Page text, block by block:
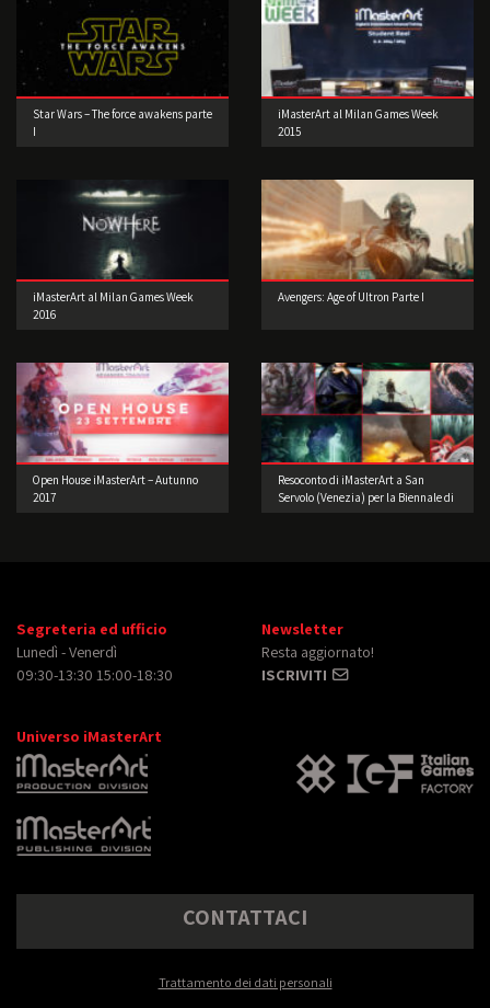
Star Wars – The force awakens parte
I
iMasterArt al Milan Games Week
2015
iMasterArt al Milan Games Week
2016
Avengers: Age of Ultron Parte I
Open House iMasterArt – Autunno
2017
Resoconto di iMasterArt a San
Servolo (Venezia) per la Biennale di
Segreteria ed ufficio
Lunedì - Venerdì
09:30-13:30 15:00-18:30
Newsletter
Resta aggiornato!
ISCRIVITI
Universo iMasterArt
CONTATTACI
Trattamento dei dati personali